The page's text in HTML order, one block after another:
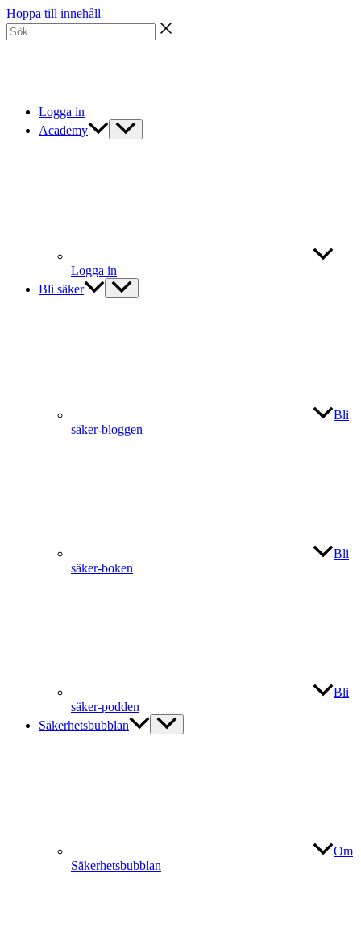
Hoppa till innehåll
Logga in
Academy
Logga in
Bli säker
Bli
säker-bloggen
Bli
säker-boken
Bli
säker-podden
Säkerhetsbubblan
Om
Säkerhetsbubblan